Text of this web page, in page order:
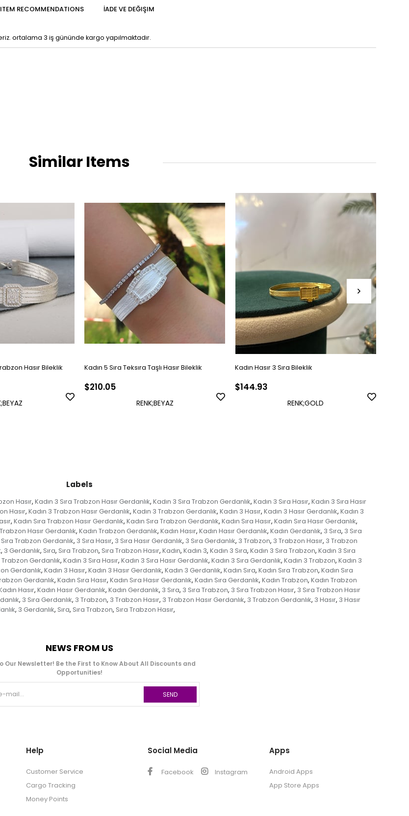
ITEM RECOMMENDATIONS İADE VE DEĞIŞIM
ortalama 3 iş gününde kargo yapılmaktadır.
Similar Items
Hasır Bileklik Kadın 5 Sıra Teksıra Taşlı Hasır Bileklik
$210.05
RENK;BEYAZ
Kadın Hasır 3 Sıra Bileklik
$144.93
RENK;GOLD
Labels
Hasır, Kadın 3 Sıra Trabzon Hasır Gerdanlık, Kadın 3 Sıra Trabzon Gerdanlık, Kadın 3 Sıra Hasır, Kadın 3 Sıra Hasır
Hasır, Kadın 3 Trabzon Hasır Gerdanlık, Kadın 3 Trabzon Gerdanlık, Kadın 3 Hasır, Kadın 3 Hasır Gerdanlık, Kadın 3
, Kadın Sıra Trabzon Hasır Gerdanlık, Kadın Sıra Trabzon Gerdanlık, Kadın Sıra Hasır, Kadın Sıra Hasır Gerdanlık,
Hasır Gerdanlık, Kadın Trabzon Gerdanlık, Kadın Hasır, Kadın Hasır Gerdanlık, Kadın Gerdanlık, 3 Sıra, 3 Sıra
Sıra Trabzon Gerdanlık, 3 Sıra Hasır, 3 Sıra Hasır Gerdanlık, 3 Sıra Gerdanlık, 3 Trabzon, 3 Trabzon Hasır, 3 Trabzon
, 3 Gerdanlık, Sıra, Sıra Trabzon, Sıra Trabzon Hasır, Kadın, Kadın 3, Kadın 3 Sıra, Kadın 3 Sıra Trabzon, Kadın 3 Sıra
Trabzon Gerdanlık, Kadın 3 Sıra Hasır, Kadın 3 Sıra Hasır Gerdanlık, Kadın 3 Sıra Gerdanlık, Kadın 3 Trabzon, Kadın 3
Gerdanlık, Kadın 3 Hasır, Kadın 3 Hasır Gerdanlık, Kadın 3 Gerdanlık, Kadın Sıra, Kadın Sıra Trabzon, Kadın Sıra
Gerdanlık, Kadın Sıra Hasır, Kadın Sıra Hasır Gerdanlık, Kadın Sıra Gerdanlık, Kadın Trabzon, Kadın Trabzon
Hasır, Kadın Hasır Gerdanlık, Kadın Gerdanlık, 3 Sıra, 3 Sıra Trabzon, 3 Sıra Trabzon Hasır, 3 Sıra Trabzon Hasır
, 3 Sıra Gerdanlık, 3 Trabzon, 3 Trabzon Hasır, 3 Trabzon Hasır Gerdanlık, 3 Trabzon Gerdanlık, 3 Hasır, 3 Hasır
, 3 Gerdanlık, Sıra, Sıra Trabzon, Sıra Trabzon Hasır,
NEWS FROM US
Our Newsletter! Be the First to Know About All Discounts and
Opportunities!
SEND
Help
Customer Service
Cargo Tracking
Money Points
Social Media
Facebook Instagram
Apps
Android Apps
App Store Apps